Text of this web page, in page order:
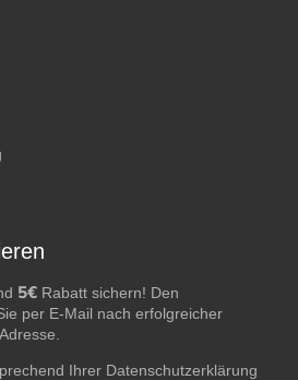
5€ Rabatt sichern! Den
per E-Mail nach erfolgreicher
Ihrer Datenschutzerklärung